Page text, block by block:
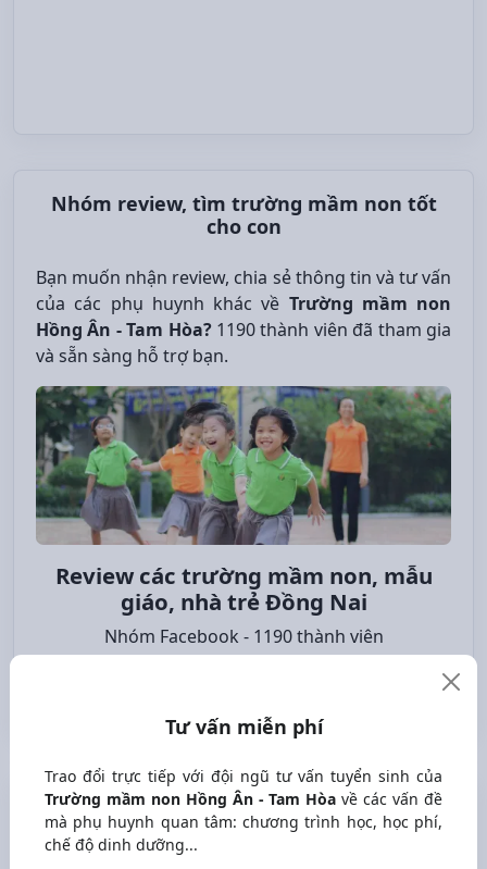
Nhóm review, tìm trường mầm non tốt
cho con
Bạn muốn nhận review, chia sẻ thông tin và tư vấn
của các phụ huynh khác về Trường mầm non
Hồng Ân - Tam Hòa?1190 thành viên đã tham gia
và sẵn sàng hỗ trợ bạn.
Review các trường mầm non, mẫu
giáo, nhà trẻ Đồng Nai
Nhóm Facebook - 1190 thành viên
Tư vấn miễn phí
Trao đổi trực tiếp với đội ngũ tư vấn tuyển sinh của
Tư vấn miễn phí
Trao đổi trực tiếp với đội ngũ tư vấn tuyển sinh của
Trường mầm non Hồng Ân - Tam Hòa về các vấn đề
mà phụ huynh quan tâm: chương trình học, học phí,
chế độ dinh dưỡng...